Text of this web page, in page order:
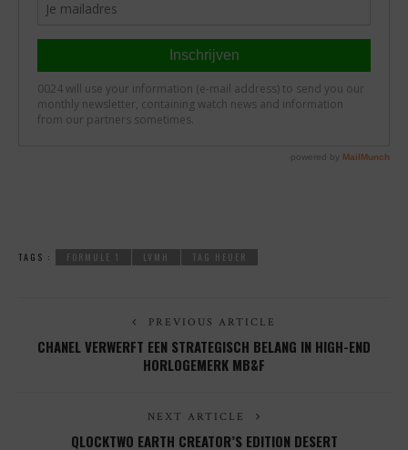
TAGS : FORMULE 1 LVMH TAG HEUER
PREVIOUS ARTICLE
CHANEL VERWERFT EEN STRATEGISCH BELANG IN HIGH-END
HORLOGEMERK MB&F
NEXT ARTICLE
QLOCKTWO EARTH CREATOR’S EDITION DESERT